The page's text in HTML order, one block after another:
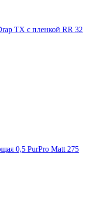
TX с пленкой RR 32
0,5 PurPro Matt 275